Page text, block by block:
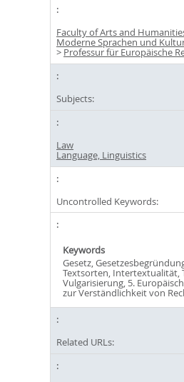
Faculty of Arts and
Moderne Sprachen und
> Professur für Europäische
Subjects:
Law
Language, Linguistics
Uncontrolled Keywords:
Keywords
Gesetz,
Textsorten, Intertextualität,
Vulgarisierung, 5.
zur Verständlichkeit von
Related URLs: